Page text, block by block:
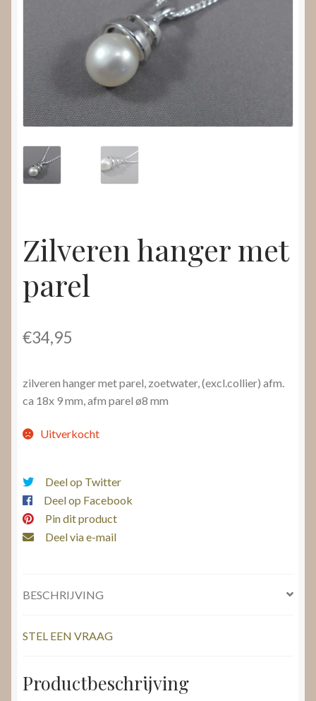
Zilveren hanger met
parel
€34,95
zilveren hanger met parel, zoetwater, (excl.collier) afm.
ca 18x 9 mm, afm parel ø8 mm
Uitverkocht
Deel op Twitter
Deel op Facebook
Pin dit product
Deel via e-mail
BESCHRIJVING
STEL EEN VRAAG
Productbeschrijving